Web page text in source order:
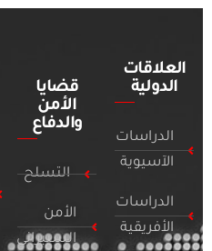
العلاقات
الدولية
الدراسات
الآسيوية
الدراسات
الأفريقية
قضايا
الأمن
والدفاع
التسلح
الأمن
السيبراني